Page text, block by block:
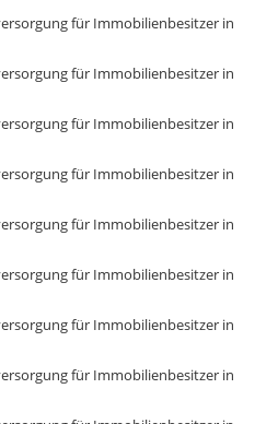
für Immobilienbesitzer in
für Immobilienbesitzer in
für Immobilienbesitzer in
für Immobilienbesitzer in
für Immobilienbesitzer in
für Immobilienbesitzer in
für Immobilienbesitzer in
für Immobilienbesitzer in